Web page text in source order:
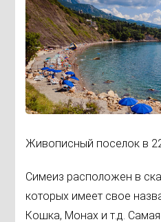
Живописный поселок в
Симеиз расположен в
которых имеет свое
Кошка, Монах и т.д.